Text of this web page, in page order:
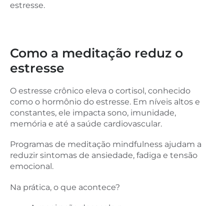
estresse.
Como a meditação reduz o
estresse
O estresse crônico eleva o cortisol, conhecido
como o hormônio do estresse. Em níveis altos e
constantes, ele impacta sono, imunidade,
memória e até a saúde cardiovascular.
Programas de meditação mindfulness ajudam a
reduzir sintomas de ansiedade, fadiga e tensão
emocional.
Na prática, o que acontece?